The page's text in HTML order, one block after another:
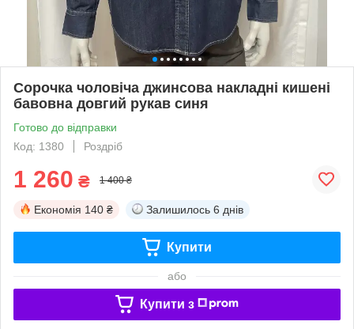
Сорочка чоловіча джинсова накладні кишені
бавовна довгий рукав синя
Готово до відправки
Код: 1380
Роздріб
1 260 ₴ 1 400 ₴
Економія 140 ₴ Залишилось 6 днів
Купити
або
Купити з